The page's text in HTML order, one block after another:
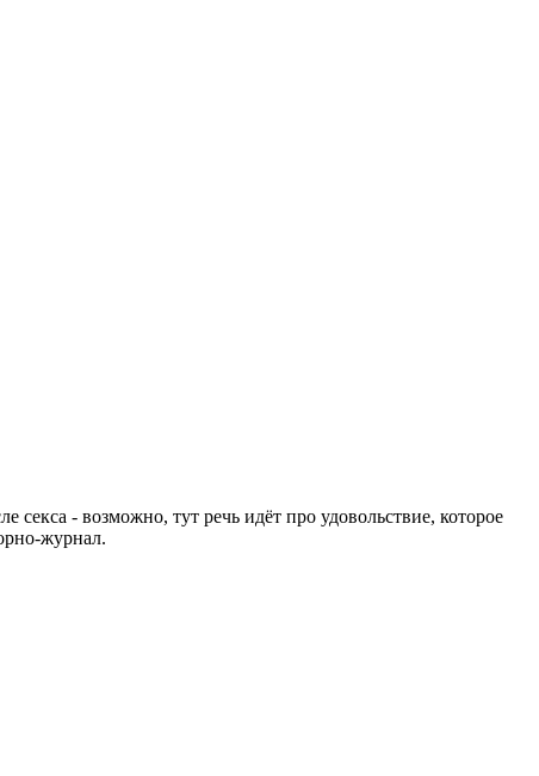
- возможно, тут речь идёт про удовольствие, которое
журнал.